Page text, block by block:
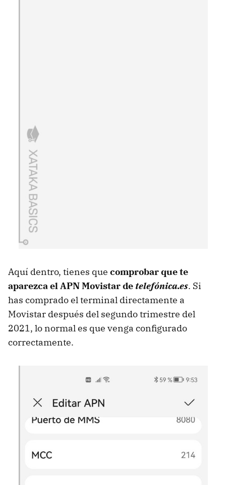
Aquí dentro, tienes que comprobar que te
aparezca el APN Movistar de telefónica.es. Si
has comprado el terminal directamente a
Movistar después del segundo trimestre del
2021, lo normal es que venga configurado
correctamente.